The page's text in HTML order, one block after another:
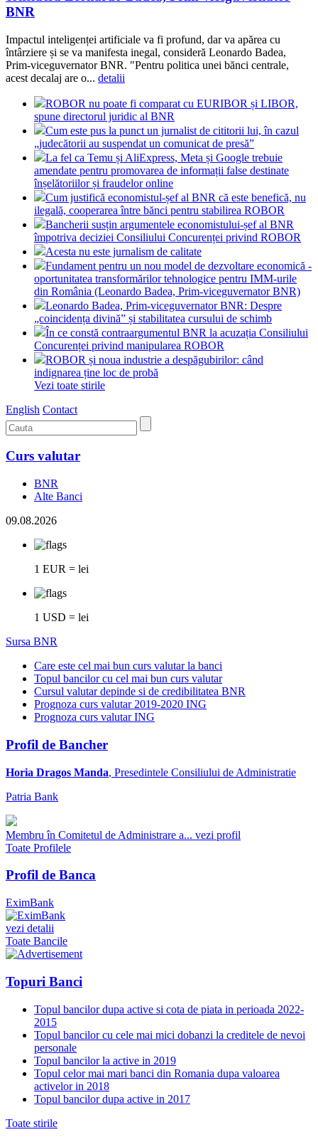
BNR
Impactul inteligenței artificiale va fi profund, dar va apărea cu
întârziere și se va manifesta inegal, consideră Leonardo Badea,
Prim-viceguvernator BNR. "Pentru politica unei bănci centrale,
acest decalaj are o... detalii
ROBOR nu poate fi comparat cu EURIBOR și LIBOR,
spune directorul juridic al BNR
Cum este pus la punct un jurnalist de cititorii lui, în cazul
„judecătorii au suspendat un comunicat de presă”
La fel ca Temu și AliExpress, Meta și Google trebuie
amendate pentru promovarea de informații false destinate
înșelătoriilor și fraudelor online
Cum justifică economistul-șef al BNR că este benefică, nu
ilegală, cooperarea între bănci pentru stabilirea ROBOR
Bancherii susțin argumentele economistului-șef al BNR
împotriva deciziei Consiliului Concurenței privind ROBOR
Acesta nu este jurnalism de calitate
Fundament pentru un nou model de dezvoltare economică -
oportunitatea transformărilor tehnologice pentru IMM-urile
din România (Leonardo Badea, Prim-viceguvernator BNR)
Leonardo Badea, Prim-viceguvernator BNR: Despre
„coincidența divină” și stabilitatea cursului de schimb
În ce constă contraargumentul BNR la acuzația Consiliului
Concurenței privind manipularea ROBOR
ROBOR și noua industrie a despăgubirilor: când
indignarea ține loc de probă
Vezi toate stirile
English Contact
Curs valutar
BNR
Alte Banci
09.08.2026
1 EUR = lei
1 USD = lei
Sursa BNR
Care este cel mai bun curs valutar la banci
Topul bancilor cu cel mai bun curs valutar
Cursul valutar depinde si de credibilitatea BNR
Prognoza curs valutar 2019-2020 ING
Prognoza curs valutar ING
Profil de Bancher
Horia Dragos Manda, Presedintele Consiliului de Administratie
Patria Bank
Membru în Comitetul de Administrare a... vezi profil
Toate Profilele
Profil de Banca
EximBank
vezi detalii
Toate Bancile
Topuri Banci
Topul bancilor dupa active si cota de piata in perioada 2022-
2015
Topul bancilor cu cele mai mici dobanzi la creditele de nevoi
personale
Topul bancilor la active in 2019
Topul celor mai mari banci din Romania dupa valoarea
activelor in 2018
Topul bancilor dupa active in 2017
Toate stirile